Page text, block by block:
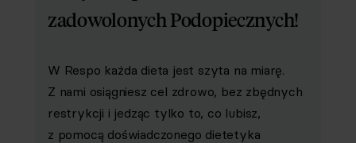
zadowolonych Podopiecznych!
W Respo każda dieta jest szyta na miarę.
Z nami osiągniesz cel zdrowo, bez zbędnych
restrykcji i jedząc tylko to, co lubisz,
z pomocą doświadczonego dietetyka